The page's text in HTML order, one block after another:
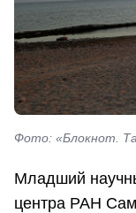
Фото: «Блокнот.
Младший
центра РАН